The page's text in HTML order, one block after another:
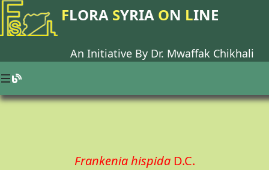
FLORA SYRIA ON LINE
An Initiative By Dr. Mwaffak Chikhali
Frankenia hispida D.C.